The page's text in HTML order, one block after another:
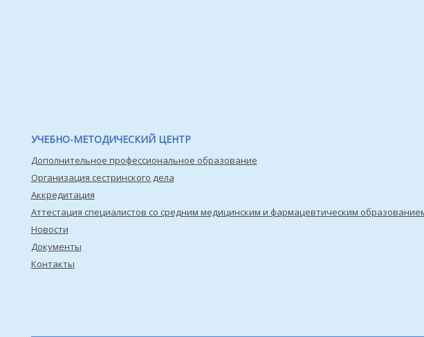
УЧЕБНО-МЕТОДИЧЕСКИЙ ЦЕНТР
Дополнительное профессиональное образование
Организация сестринского дела
Аккредитация
Аттестация специалистов со средним медицинским и фармацевтическим
Новости
Документы
Контакты